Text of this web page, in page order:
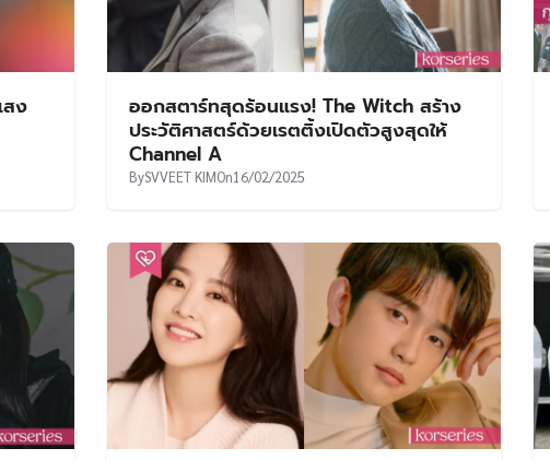
สง
ออกสตาร์ทสุดร้อนแรง! The Witch สร้าง
ประวัติศาสตร์ด้วยเรตติ้งเปิดตัวสูงสุดให้
Channel A
BySVVEET KIMOn16/02/2025